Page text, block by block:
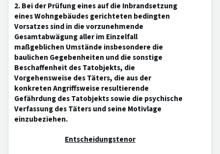
2. Bei der Prüfung eines auf die Inbrandsetzung
eines Wohngebäudes gerichteten bedingten
Vorsatzes sind in die vorzunehmende
Gesamtabwägung aller im Einzelfall
maßgeblichen Umstände insbesondere die
baulichen Gegebenheiten und die sonstige
Beschaffenheit des Tatobjekts, die
Vorgehensweise des Täters, die aus der
konkreten Angriffsweise resultierende
Gefährdung des Tatobjekts sowie die psychische
Verfassung des Täters und seine Motivlage
einzubeziehen.
Entscheidungstenor